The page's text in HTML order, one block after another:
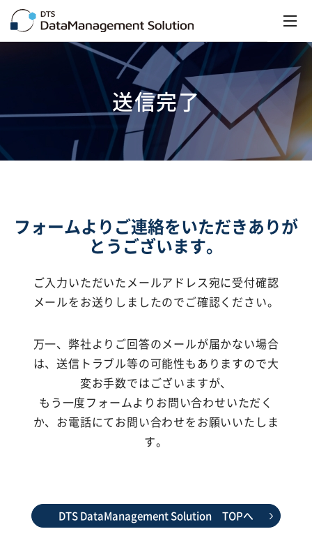
送信完了
フォームよりご連絡をいただきありが
とうございます。
ご入力いただいたメールアドレス宛に受付確認
メールをお送りしましたのでご確認ください。
万一、弊社よりご回答のメールが届かない場合
は、送信トラブル等の可能性もありますので大
変お手数ではございますが、
もう一度フォームよりお問い合わせいただく
か、お電話にてお問い合わせをお願いいたしま
す。
DTS DataManagement Solution TOPへ